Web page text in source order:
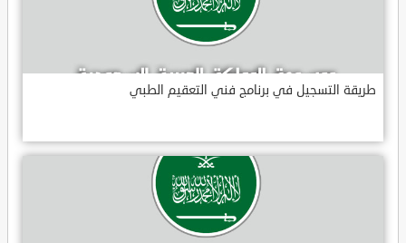
طريقة التسجيل في برنامج فني التعقيم الطبي